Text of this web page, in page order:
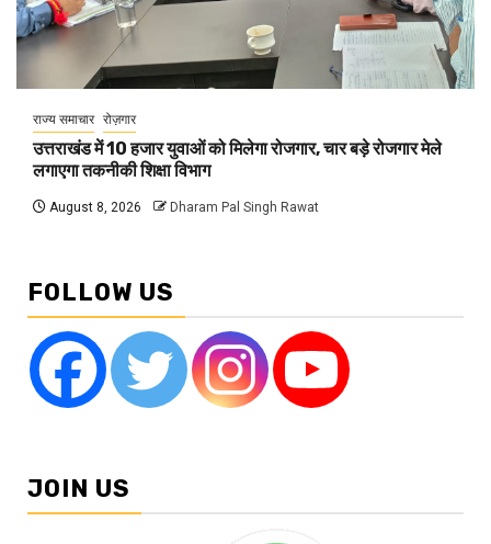
राज्य समाचार रोज़गार
उत्तराखंड में 10 हजार युवाओं को मिलेगा रोजगार, चार बड़े रोजगार मेले
लगाएगा तकनीकी शिक्षा विभाग
August 8, 2026 Dharam Pal Singh Rawat
FOLLOW US
JOIN US